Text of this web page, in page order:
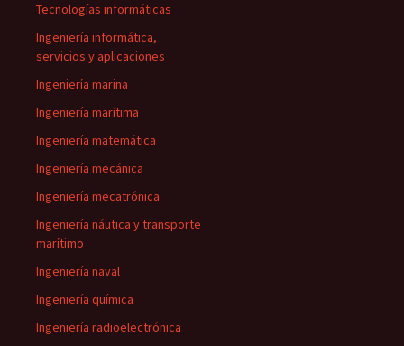
Tecnologías informáticas
Ingeniería informática,
servicios y aplicaciones
Ingeniería marina
Ingeniería marítima
Ingeniería matemática
Ingeniería mecánica
Ingeniería mecatrónica
Ingeniería náutica y transporte
marítimo
Ingeniería naval
Ingeniería química
Ingeniería radioelectrónica